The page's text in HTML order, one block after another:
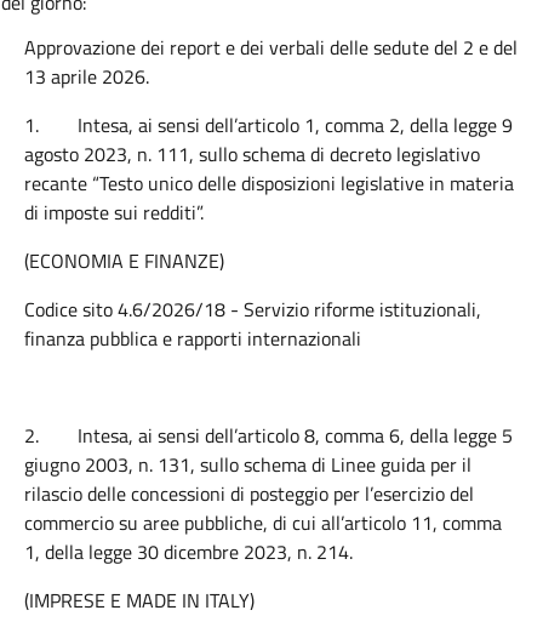
Approvazione dei report e dei verbali delle sedute del 2 e del
13 aprile 2026.
1. Intesa, ai sensi dell’articolo 1, comma 2, della legge 9
agosto 2023, n. 111, sullo schema di decreto legislativo
recante “Testo unico delle disposizioni legislative in materia
di imposte sui redditi”.
(ECONOMIA E FINANZE)
Codice sito 4.6/2026/18 - Servizio riforme istituzionali,
finanza pubblica e rapporti internazionali
2. Intesa, ai sensi dell’articolo 8, comma 6, della legge 5
giugno 2003, n. 131, sullo schema di Linee guida per il
rilascio delle concessioni di posteggio per l’esercizio del
commercio su aree pubbliche, di cui all’articolo 11, comma
1, della legge 30 dicembre 2023, n. 214.
(IMPRESE E MADE IN ITALY)